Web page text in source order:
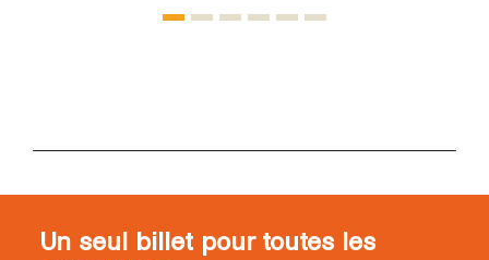
Un seul billet pour toutes les